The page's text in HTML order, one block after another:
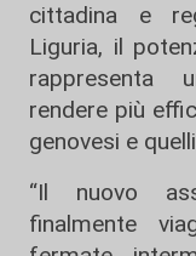
cittadina e
Liguria, il
rappresenta
rendere più
genovesi e
“Il nuovo
finalmente